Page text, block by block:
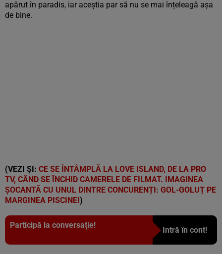
apărut în paradis, iar aceștia par să nu se mai înțeleagă așa
de bine.
(VEZI ȘI: CE SE ÎNTÂMPLĂ LA LOVE ISLAND, DE LA PRO
TV, CÂND SE ÎNCHID CAMERELE DE FILMAT. IMAGINEA
ȘOCANTĂ CU UNUL DINTRE CONCURENȚI: GOL-GOLUȚ PE
MARGINEA PISCINEI )
Participă la conversație!
Intră în cont!